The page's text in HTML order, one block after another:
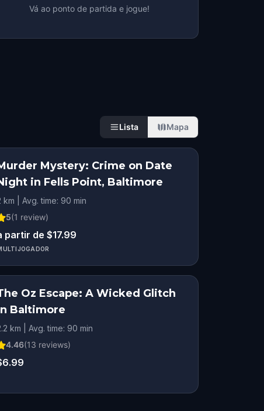
Vá ao ponto de partida e jogue!
Lista Mapa
Mystery: Crime on Date
in Fells Point, Baltimore
km | Avg. time: 90 min
5(1 review)
partir de $17.99
Oz Escape: A Wicked Glitch
Baltimore
km | Avg. time: 90 min
4.46(13 reviews)